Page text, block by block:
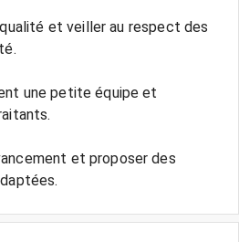
et veiller au respect des
une petite équipe et
et proposer des